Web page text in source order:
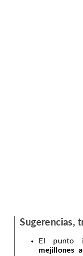
Sugerencias,
El punto
mejillones